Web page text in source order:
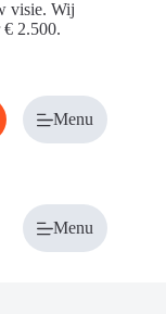
visie. Wij
2.500.
Over ons
Menu
Menu